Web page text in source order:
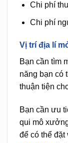
Chi phí
Chi phí
Vị trí địa lí
Bạn cần tìm
năng bạn có
thuận tiện
Bạn cần ưu
qui mô
để có thể đặt